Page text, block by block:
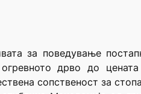
за поведување
огревното дрво до
сопственост за